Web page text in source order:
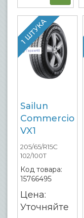
1 ШТУКА
Sailun
Commercio
VX1
205/65/R15C
102/100T
Код товара:
15766495
Цена:
Уточняйте